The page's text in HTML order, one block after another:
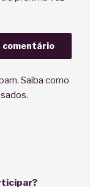
Saiba como
.